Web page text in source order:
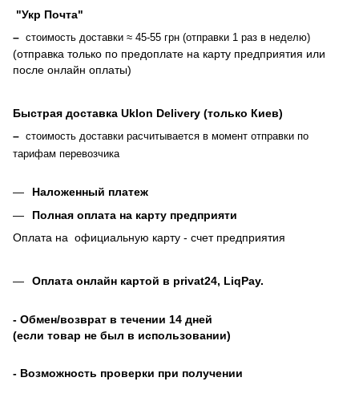
"Укр Почта"
– стоимость доставки ≈ 45-55 грн (отправки 1 раз в неделю)
(отправка только по предоплате на карту предприятия или
после онлайн оплаты)
Быстрая доставка Uklon Delivery (только Киев)
– стоимость доставки расчитывается в момент отправки по
тарифам перевозчика
Наложенный платеж
Полная оплата на карту предприяти
Оплата на официальную карту - счет предприятия
Оплата онлайн картой в privat24, LiqPay.
- Обмен/возврат в течении 14 дней
(если товар не был в использовании)
- Возможность проверки при получении